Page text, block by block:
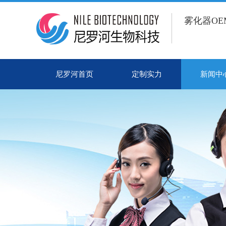
雾化器
尼罗河首页 定制实力 新闻中